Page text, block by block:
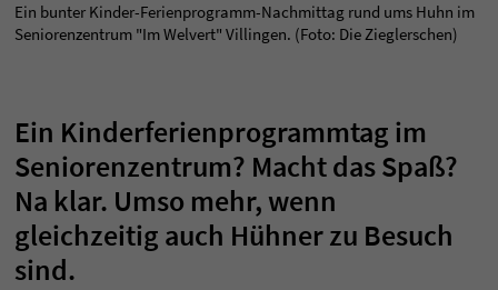
Ein bunter Kinder-Ferienprogramm-Nachmittag rund ums Huhn im
Seniorenzentrum "Im Welvert" Villingen. (Foto: Die Zieglerschen)
Ein Kinderferienprogrammtag im
Seniorenzentrum? Macht das Spaß?
Na klar. Umso mehr, wenn
gleichzeitig auch Hühner zu Besuch
sind.